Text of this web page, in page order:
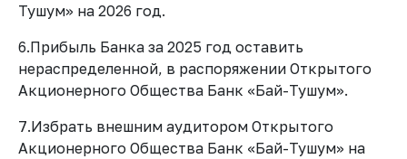
Тушум» на 2026 год.
6.Прибыль Банка за 2025 год оставить
нераспределенной, в распоряжении Открытого
Акционерного Общества Банк «Бай-Тушум».
7.Избрать внешним аудитором Открытого
Акционерного Общества Банк «Бай-Тушум» на